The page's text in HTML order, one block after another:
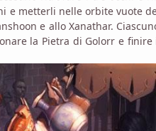
e metterli nelle orbite vuote
e allo Xanathar.
la Pietra di Golorr e